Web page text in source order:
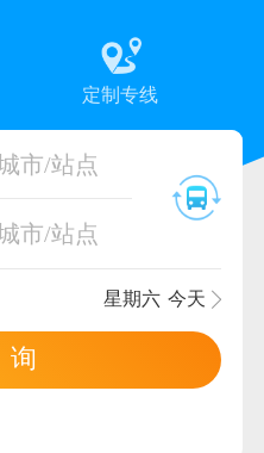
定制专线
市/站点
市/站点
星期六 今天